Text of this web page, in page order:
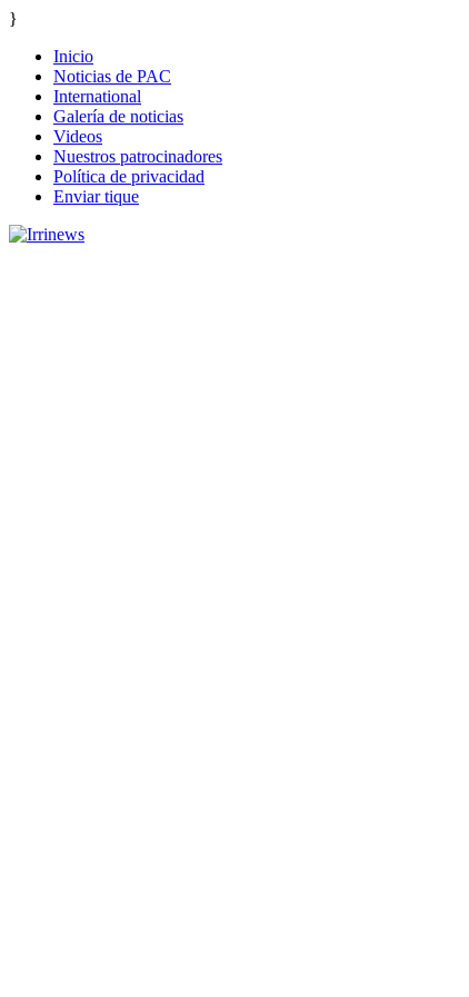
}
Inicio
Noticias de PAC
International
Galería de noticias
Videos
Nuestros patrocinadores
Política de privacidad
Enviar tique